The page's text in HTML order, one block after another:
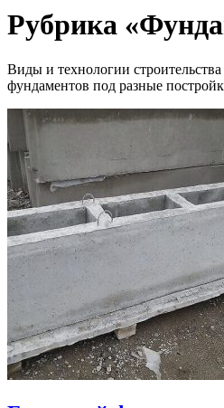
Рубрика
Виды и технологии
фундаментов под разные